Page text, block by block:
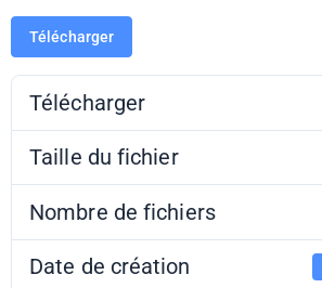
Télécharger
Télécharger
Taille du fichier
Nombre de fichiers
Date de création